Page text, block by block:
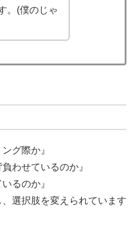
。(僕のじゃ
グ際か』
わせているのか』
るのか』
選択肢を変えられています